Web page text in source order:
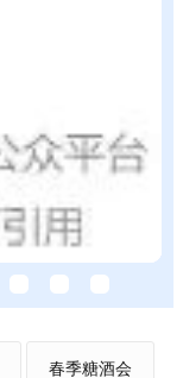
春季糖酒会